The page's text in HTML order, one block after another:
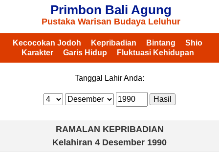
Primbon Bali Agung
Pustaka Warisan Budaya Leluhur
Kecocokan Jodoh Kepribadian Bintang
Shio
Karakter
Garis Hidup Fluktuasi Kehidupan
Tanggal Lahir Anda:
RAMALAN KEPRIBADIAN
Kelahiran 4 Desember 1990